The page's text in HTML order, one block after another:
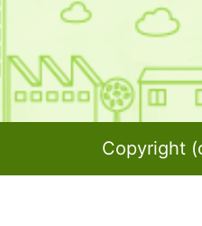
Copyright